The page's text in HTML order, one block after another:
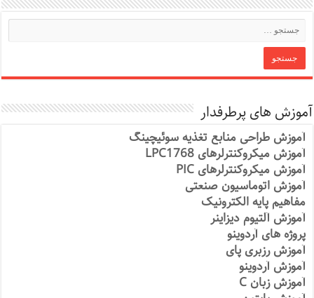
آموزش های پرطرفدار
آموزش طراحی منابع تغذیه سوئیچینگ
آموزش میکروکنترلرهای LPC1768
آموزش میکروکنترلرهای PIC
آموزش اتوماسیون صنعتی
مفاهیم پایه الکترونیک
آموزش آلتیوم دیزاینر
پروژه های آردوینو
آموزش رزبری پای
آموزش آردوینو
آموزش زبان C